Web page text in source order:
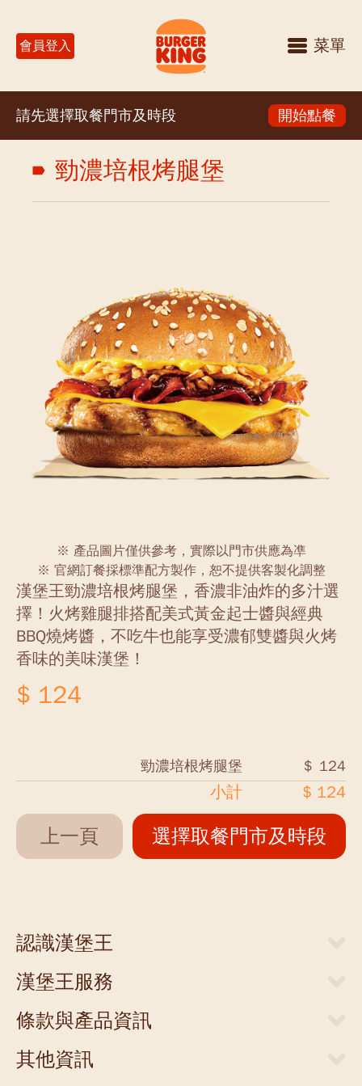
會員登入 菜單
請先選擇取餐門市及時段 開始點餐
勁濃培根烤腿堡
※ 產品圖片僅供參考，實際以門市供應為凖
※ 官網訂餐採標準配方製作，恕不提供客製化調整
漢堡王勁濃培根烤腿堡，香濃非油炸的多汁選
擇！火烤雞腿排搭配美式黃金起士醬與經典
BBQ燒烤醬，不吃牛也能享受濃郁雙醬與火烤
香味的美味漢堡！
$ 124
勁濃培根烤腿堡 ＄ 124
小計 $ 124
上一頁 選擇取餐門市及時段
認識漢堡王
關於漢堡王
新聞中心
人才招募
聯絡我們
漢堡王服務
當期優惠券
外送服務
門市清單
條款與產品資訊
網站隱私權聲明
食物營養成分參考表
其他資訊